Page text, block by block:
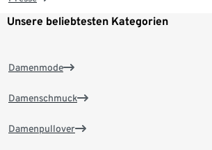
Unsere beliebtesten Kategorien
Damenmode
Damenschmuck
Damenpullover